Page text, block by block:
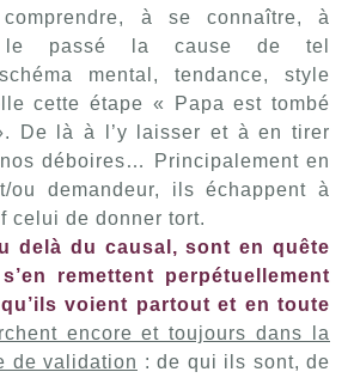
à se connaître, à
le passé la cause de tel
mental, tendance, style
cette étape « Papa est tombé
De là à l’y laisser et à en tirer
nos déboires… Principalement en
ou demandeur, ils échappent à
celui de donner tort.
delà du causal, sont en quête
remettent perpétuellement
voient partout et en toute
encore et toujours dans la
de validation : de qui ils sont, de